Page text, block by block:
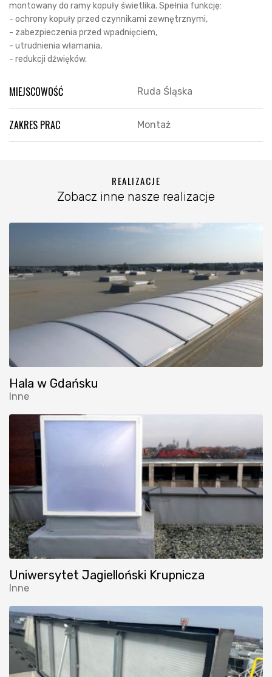
montowany do ramy kopuły świetlika. Spełnia funkcję:
- ochrony kopuły przed czynnikami zewnętrznymi,
- zabezpieczenia przed wpadnięciem,
- utrudnienia włamania,
- redukcji dźwięków.
MIEJSCOWOŚĆ Ruda Śląska
ZAKRES PRAC Montaż
REALIZACJE
Zobacz inne nasze realizacje
Hala w Gdańsku
Inne
Uniwersytet Jagielloński Krupnicza
Inne